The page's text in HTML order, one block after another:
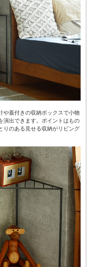
や蓋付きの収納ボックスで小物
演出できます。ポイントはもの
りのある見せる収納がリビング